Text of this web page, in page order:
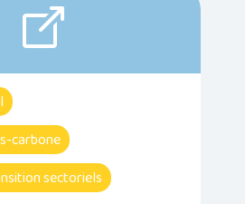
carbone
sectoriels